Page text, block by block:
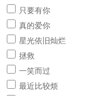
只要有你
真的爱你
星光依旧灿烂
拯救
一笑而过
最近比较烦